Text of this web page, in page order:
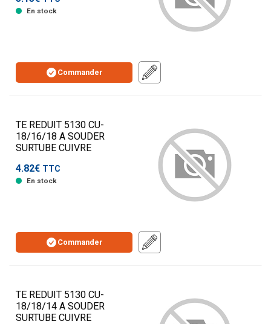
En stock
Commander
TE REDUIT 5130 CU-
18/16/18 A SOUDER
SURTUBE CUIVRE
4.82€ TTC
En stock
Commander
TE REDUIT 5130 CU-
18/18/14 A SOUDER
SURTUBE CUIVRE